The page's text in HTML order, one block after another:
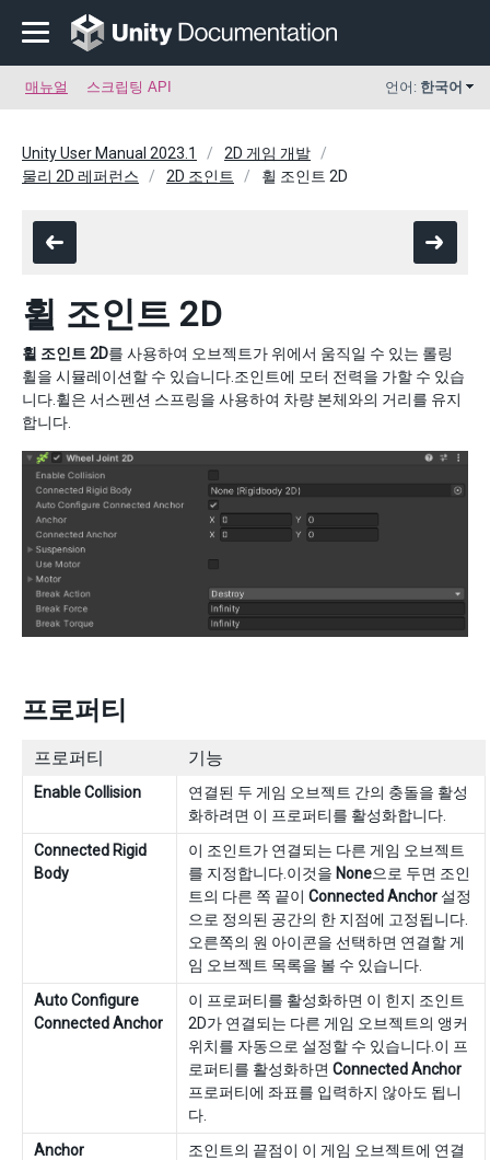
매뉴얼 스크립팅 API 언어: 한국어
Unity User Manual 2023.1
2D 게임 개발
물리 2D 레퍼런스
2D 조인트 휠 조인트 2D
휠 조인트 2D
휠 조인트 2D를 사용하여 오브젝트가 위에서 움직일 수 있는 롤링
휠을 시뮬레이션할 수 있습니다.조인트에 모터 전력을 가할 수 있습
니다.휠은 서스펜션 스프링을 사용하여 차량 본체와의 거리를 유지
합니다.
프로퍼티
프로퍼티 기능
Enable Collision
연결된 두 게임 오브젝트 간의 충돌을 활성
화하려면 이 프로퍼티를 활성화합니다.
Connected Rigid
Body
이 조인트가 연결되는 다른 게임 오브젝트
를 지정합니다.이것을 None으로 두면 조인
트의 다른 쪽 끝이 Connected Anchor 설정
으로 정의된 공간의 한 지점에 고정됩니다.
오른쪽의 원 아이콘을 선택하면 연결할 게
임 오브젝트 목록을 볼 수 있습니다.
Auto Configure
Connected Anchor
이 프로퍼티를 활성화하면 이 힌지 조인트
2D가 연결되는 다른 게임 오브젝트의 앵커
위치를 자동으로 설정할 수 있습니다.이 프
로퍼티를 활성화하면 Connected Anchor
프로퍼티에 좌표를 입력하지 않아도 됩니
다.
Anchor
조인트의 끝점이 이 게임 오브젝트에 연결